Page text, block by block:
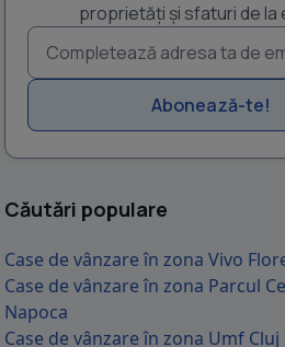
MAAC IMOBILIARE va propune
boutigue formata din doar 6
proprietăți și sfaturi de la
Abonează-te!
Căutări populare
Case de vânzare în zona Vivo
Case de vânzare în zona Parcul
Napoca
Case de vânzare în zona Umf Cluj